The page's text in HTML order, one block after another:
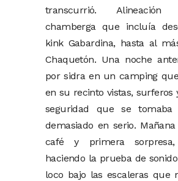
transcurrió.
chamberga que incluía
kink Gabardina, hasta al
Chaquetón. Una noche
por sidra en un camping
en su recinto vistas, surferos
seguridad que se
demasiado en serio.
café y primera
haciendo la prueba de
loco bajo las escaleras que